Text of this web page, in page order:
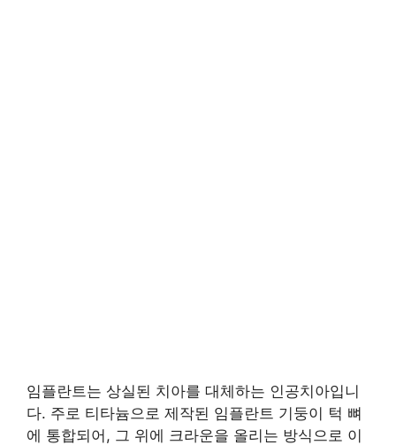
임플란트는 상실된 치아를 대체하는 인공치아입니
다. 주로 티타늄으로 제작된 임플란트 기둥이 턱 뼈
에 통합되어, 그 위에 크라운을 올리는 방식으로 이